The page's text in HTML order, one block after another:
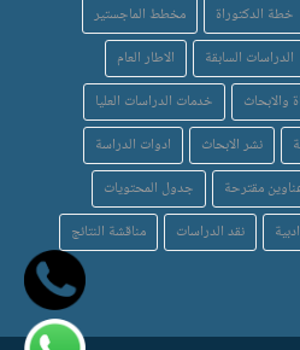
خطة الدكتوراة
مخطط الماجستير
الدراسات السابقة
الاطار العام
والابحاث
خدمات الدراسات العليا
نشر الابحاث
ادوات الدراسة
مقترحة
جدول المحتويات
نقد الدراسات
مناقشة النتائج